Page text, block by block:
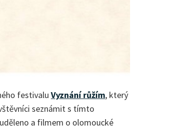
festivalu Vyznání růžím, který
seznámit s tímto
a filmem o olomoucké